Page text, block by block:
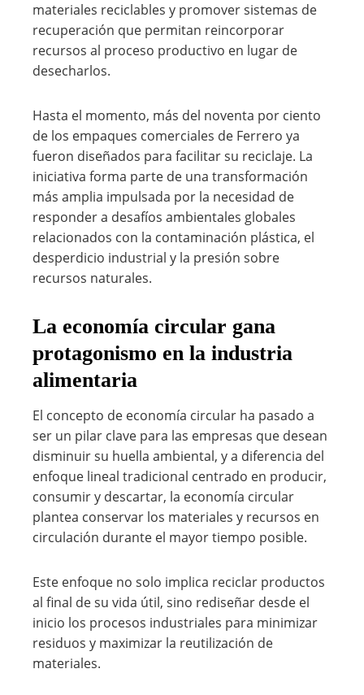
materiales reciclables y promover sistemas de
recuperación que permitan reincorporar
recursos al proceso productivo en lugar de
desecharlos.
Hasta el momento, más del noventa por ciento
de los empaques comerciales de Ferrero ya
fueron diseñados para facilitar su reciclaje. La
iniciativa forma parte de una transformación
más amplia impulsada por la necesidad de
responder a desafíos ambientales globales
relacionados con la contaminación plástica, el
desperdicio industrial y la presión sobre
recursos naturales.
La economía circular gana
protagonismo en la industria
alimentaria
El concepto de economía circular ha pasado a
ser un pilar clave para las empresas que desean
disminuir su huella ambiental, y a diferencia del
enfoque lineal tradicional centrado en producir,
consumir y descartar, la economía circular
plantea conservar los materiales y recursos en
circulación durante el mayor tiempo posible.
Este enfoque no solo implica reciclar productos
al final de su vida útil, sino rediseñar desde el
inicio los procesos industriales para minimizar
residuos y maximizar la reutilización de
materiales.